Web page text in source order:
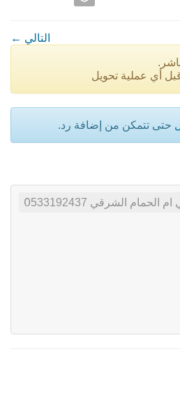
← التالي
أي عملية تحويل
حتى تتمكن من إضافة رد.
الشرقي 0َ533192437